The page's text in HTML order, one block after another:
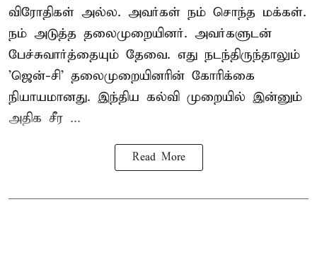
விரோதிகள் அல்ல. அவர்கள் நம் சொந்த மக்கள்.
நம் அடுத்த தலைமுறையினர். அவர்களுடன்
பேச்சுவார்த்தையும் தேவை. எது நடந்திருந்தாலும்
'ஜென்-சி' தலைமுறையினரின் கோரிக்கை
நியாயமானது. இந்திய கல்வி முறையில் இன்னும்
அதிக சீர ...
Read More